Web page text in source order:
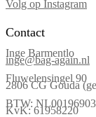
Volg op Instagram
Contact
Inge Barmentlo
inge@bag-again.nl
Fluwelensingel 90
2806 CG Gouda
BTW:
KvK: 61958220